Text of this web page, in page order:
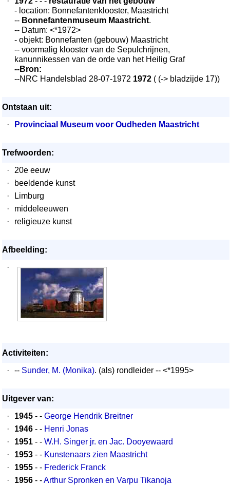
- location: Bonnefantenklooster, Maastricht
-- Bonnefantenmuseum Maastricht.
-- Datum: <*1972>
- objekt: Bonnefanten (gebouw) Maastricht
-- voormalig klooster van de Sepulchrijnen,
kanunnikessen van de orde van het Heilig Graf
--Bron:
--NRC Handelsblad 28-07-1972 1972 ( (-> bladzijde 17))
Ontstaan uit:
·
Provinciaal Museum voor Oudheden Maastricht
Trefwoorden:
·
20e eeuw
·
beeldende kunst
·
Limburg
·
middeleeuwen
·
religieuze kunst
Afbeelding:
·
Activiteiten:
·
-- Sunder, M. (Monika). (als) rondleider -- <*1995>
Uitgever van:
·
1945 - - George Hendrik Breitner
·
1946 - - Henri Jonas
·
1951 - - W.H. Singer jr. en Jac. Dooyewaard
·
1953 - - Kunstenaars zien Maastricht
·
1955 - - Frederick Franck
·
1956 - -Arthur Spronken en Varpu Tikanoja